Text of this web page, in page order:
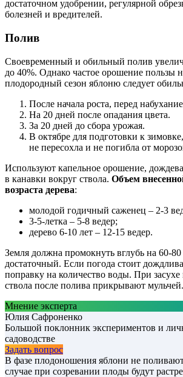
достаточном удобрении, регулярной
болезней и вредителей.
Полив
Своевременный и обильный полив
до 40%. Однако частое орошение пользы
плодородный сезон яблоню следует
После начала роста, перед
На 20 дней после опадания цвета.
За 20 дней до сбора урожая.
В октябре для подготовки к
не пересохла и не погибла от
Используют капельное орошение,
в канавки вокруг ствола. Объем
возраста дерева:
молодой годичный саженец – 2-3
3-5-летка – 5-8 ведер;
дерево 6-10 лет – 12-15 ведер.
Земля должна промокнуть вглубь на 60-
достаточный. Если погода стоит
поправку на количество воды. При засухе
ствола после полива прикрывают мульчей.
Мнение эксперта
Юлия Сафроненко
Большой поклонник экспериментов и
садоводстве
Задать вопрос
В фазе плодоношения яблони не
случае при созревании плоды будут